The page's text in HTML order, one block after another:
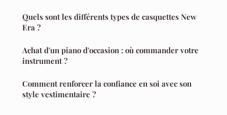
Quels sont les différents types de casquettes New
Era ?
Achat d'un piano d'occasion : où commander votre
instrument ?
Comment renforcer la confiance en soi avec son
style vestimentaire ?